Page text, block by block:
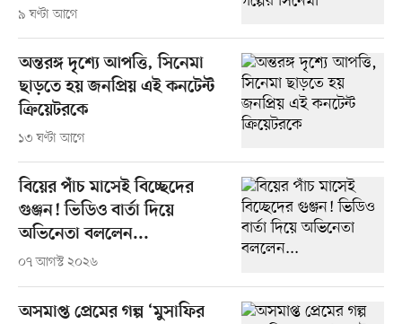
৯ ঘণ্টা আগে
অন্তরঙ্গ দৃশ্যে আপত্তি, সিনেমা
ছাড়তে হয় জনপ্রিয় এই কনটেন্ট
ক্রিয়েটরকে
১৩ ঘণ্টা আগে
বিয়ের পাঁচ মাসেই বিচ্ছেদের
গুঞ্জন! ভিডিও বার্তা দিয়ে
অভিনেতা বললেন...
০৭ আগস্ট ২০২৬
অসমাপ্ত প্রেমের গল্প ‘মুসাফির